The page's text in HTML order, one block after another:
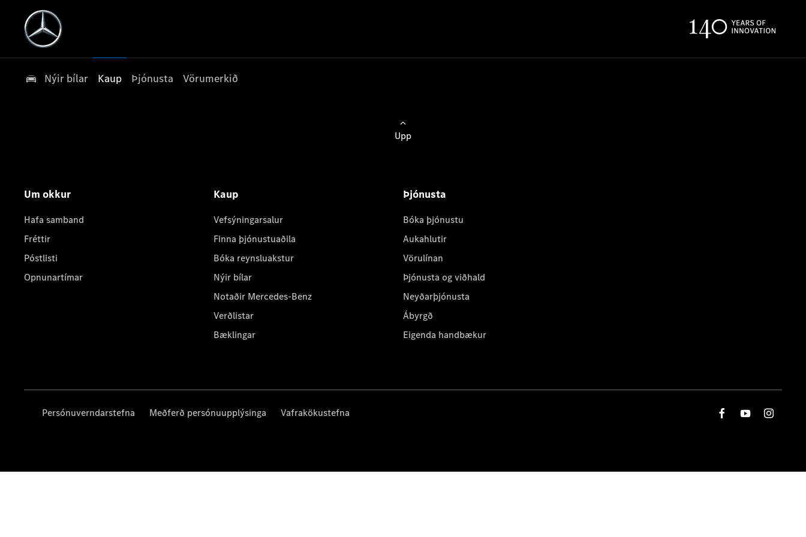
Nýir bílar Kaup Þjónusta Vörumerkið
Upp
Um okkur
Hafa samband
Fréttir
Póstlisti
Opnunartímar
Kaup
Vefsýningarsalur
Finna þjónustuaðila
Bóka reynsluakstur
Nýir bílar
Notaðir Mercedes-Benz
Verðlistar
Bæklingar
Þjónusta
Bóka þjónustu
Aukahlutir
Vörulínan
Þjónusta og viðhald
Neyðarþjónusta
Ábyrgð
Eigenda handbækur
Persónuverndarstefna Meðferð persónuupplýsinga Vafrakökustefna